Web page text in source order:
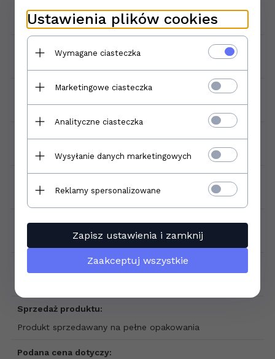
30x60
Gatunek:
Mrozoodporność:
Zastosowanie:
Sprzedaż produktu:
Produkt sprzedawany na pełne opakowania
Podana cena dotyczy:
Ustawienia plików cookies
Wymagane ciasteczka
Marketingowe ciasteczka
Analityczne ciasteczka
Wysyłanie danych marketingowych
Reklamy spersonalizowane
Zapisz ustawienia i zamknij
Zaakceptuj wszystkie